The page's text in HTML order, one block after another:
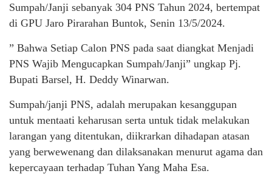
Sumpah/Janji sebanyak 304 PNS Tahun 2024, bertempat
di GPU Jaro Pirarahan Buntok, Senin 13/5/2024.
” Bahwa Setiap Calon PNS pada saat diangkat Menjadi
PNS Wajib Mengucapkan Sumpah/Janji” ungkap Pj.
Bupati Barsel, H. Deddy Winarwan.
Sumpah/janji PNS, adalah merupakan kesanggupan
untuk mentaati keharusan serta untuk tidak melakukan
larangan yang ditentukan, diikrarkan dihadapan atasan
yang berwewenang dan dilaksanakan menurut agama dan
kepercayaan terhadap Tuhan Yang Maha Esa.